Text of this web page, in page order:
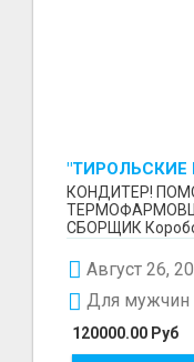
"ТИРОЛЬСКИЕ
ФАБРИКА
КОНДИТЕР!
СБОРЩИК
Август 26,
120000.00 Руб
Для мужчин